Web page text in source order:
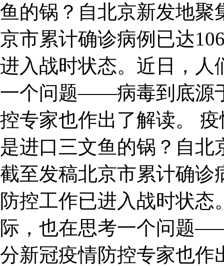
鱼的锅？自北京新发地聚
京市累计确诊病例已达
进入战时状态。近日，人
一个问题——病毒到底源
控专家也作出了解读。
是进口三文鱼的锅？自
截至发稿北京市累计确诊
防控工作已进入战时状
际，也在思考一个问题
分新冠疫情防控专家也